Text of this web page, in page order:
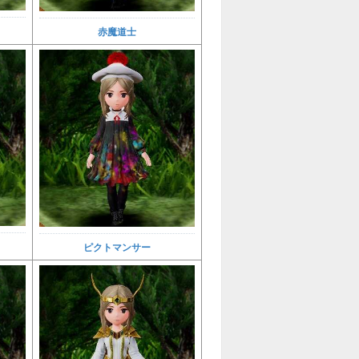
赤魔道士
ピクトマンサー